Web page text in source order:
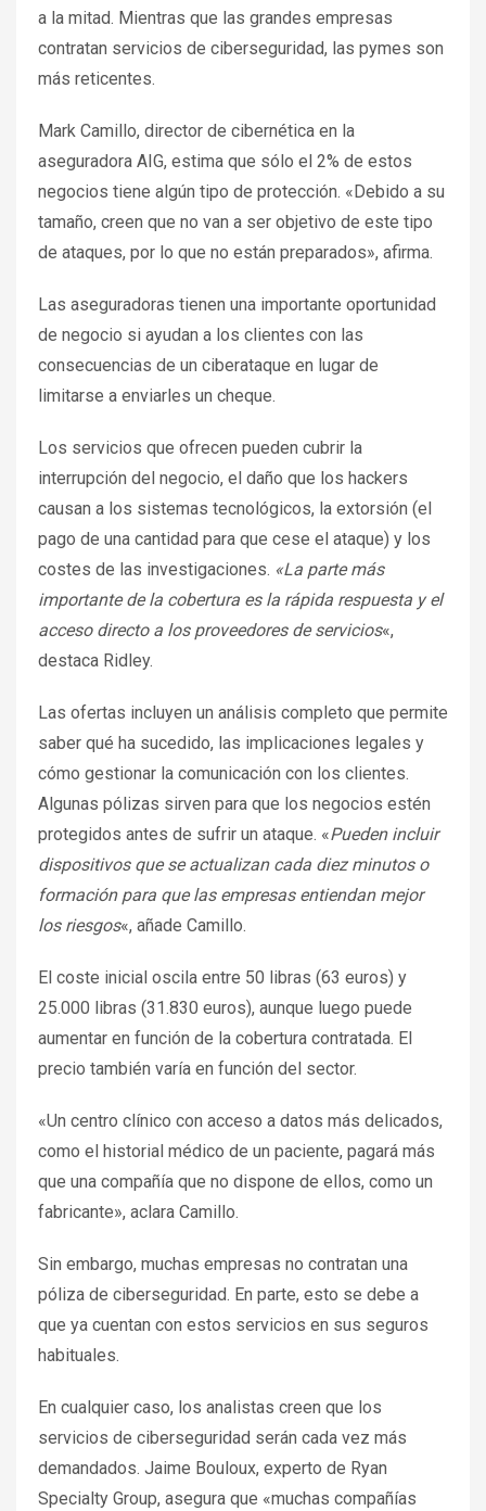
a la mitad. Mientras que las grandes empresas
contratan servicios de ciberseguridad, las pymes son
más reticentes.
Mark Camillo, director de cibernética en la
aseguradora AIG, estima que sólo el 2% de estos
negocios tiene algún tipo de protección. «Debido a su
tamaño, creen que no van a ser objetivo de este tipo
de ataques, por lo que no están preparados», afirma.
Las aseguradoras tienen una importante oportunidad
de negocio si ayudan a los clientes con las
consecuencias de un ciberataque en lugar de
limitarse a enviarles un cheque.
Los servicios que ofrecen pueden cubrir la
interrupción del negocio, el daño que los hackers
causan a los sistemas tecnológicos, la extorsión (el
pago de una cantidad para que cese el ataque) y los
costes de las investigaciones. «La parte más
importante de la cobertura es la rápida respuesta y el
acceso directo a los proveedores de servicios«,
destaca Ridley.
Las ofertas incluyen un análisis completo que permite
saber qué ha sucedido, las implicaciones legales y
cómo gestionar la comunicación con los clientes.
Algunas pólizas sirven para que los negocios estén
protegidos antes de sufrir un ataque. «Pueden incluir
dispositivos que se actualizan cada diez minutos o
formación para que las empresas entiendan mejor
los riesgos«, añade Camillo.
El coste inicial oscila entre 50 libras (63 euros) y
25.000 libras (31.830 euros), aunque luego puede
aumentar en función de la cobertura contratada. El
precio también varía en función del sector.
«Un centro clínico con acceso a datos más delicados,
como el historial médico de un paciente, pagará más
que una compañía que no dispone de ellos, como un
fabricante», aclara Camillo.
Sin embargo, muchas empresas no contratan una
póliza de ciberseguridad. En parte, esto se debe a
que ya cuentan con estos servicios en sus seguros
habituales.
En cualquier caso, los analistas creen que los
servicios de ciberseguridad serán cada vez más
demandados. Jaime Bouloux, experto de Ryan
Specialty Group, asegura que «muchas compañías